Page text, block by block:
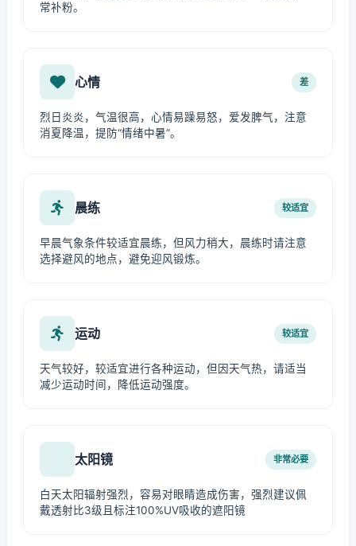
常补粉。
心情 差
烈日炎炎，气温很高，心情易躁易怒，爱发脾气，注意
消夏降温，提防“情绪中暑”。
晨练 较适宜
早晨气象条件较适宜晨练，但风力稍大，晨练时请注意
选择避风的地点，避免迎风锻炼。
运动 较适宜
天气较好，较适宜进行各种运动，但因天气热，请适当
减少运动时间，降低运动强度。
太阳镜 非常必要
白天太阳辐射强烈，容易对眼睛造成伤害，强烈建议佩
戴透射比3级且标注100%UV吸收的遮阳镜